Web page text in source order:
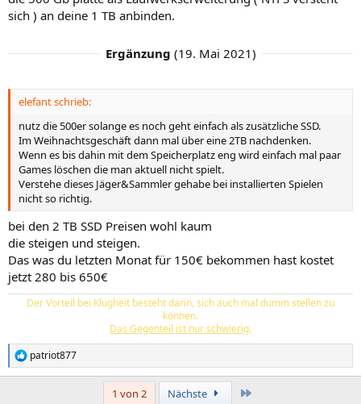
sich ) an deine 1 TB anbinden.
Ergänzung (19. Mai 2021)
elefant schrieb:
nutz die 500er solange es noch geht einfach als zusätzliche SSD.
Im Weihnachtsgeschäft dann mal über eine 2TB nachdenken.
Wenn es bis dahin mit dem Speicherplatz eng wird einfach mal paar
Games löschen die man aktuell nicht spielt.
Verstehe dieses Jäger&Sammler gehabe bei installierten Spielen
nicht so richtig.
bei den 2 TB SSD Preisen wohl kaum
die steigen und steigen.
Das was du letzten Monat für 150€ bekommen hast kostet
jetzt 280 bis 650€
Der Vorteil bei Klugheit besteht darin, sich auch mal dumm stellen zu
können.
Das Gegenteil ist nur schwierig.
R
e
patriot877
1 von 2 Nächste